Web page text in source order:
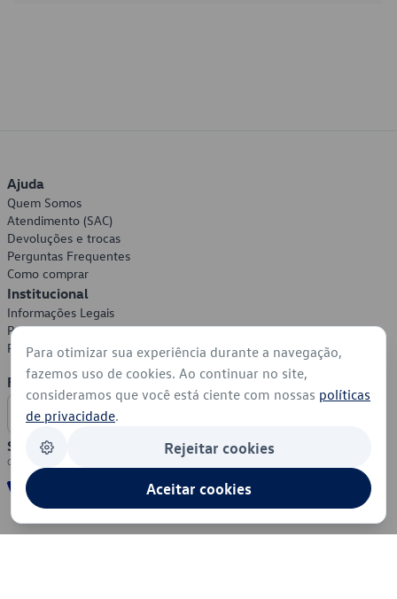
Ajuda
Quem Somos
Atendimento (SAC)
Devoluções e trocas
Perguntas Frequentes
Como comprar
Institucional
Informações Legais
Política de Privacidade
Política de Cookies
Formas de Pagamento
Segurança
Para otimizar sua experiência durante a navegação,
fazemos uso de cookies. Ao continuar no site,
consideramos que você está ciente com nossas políticas
de privacidade.
Rejeitar cookies
Aceitar cookies